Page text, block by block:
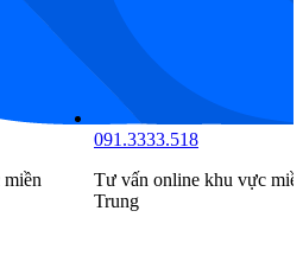
miền
091.3333.518
Tư vấn online khu vực
Trung